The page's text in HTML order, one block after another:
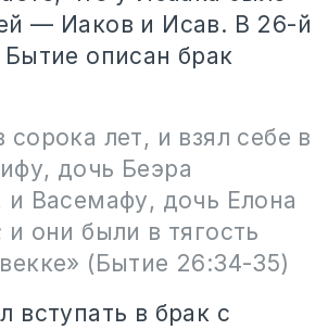
— Иаков и Исав. В 26-й
Бытие описан брак
лет, и взял себе в
дочь Беэра
и Васемафу, дочь Елона
и они были в тягость
(Бытие 26:34-35)
вступать в брак с